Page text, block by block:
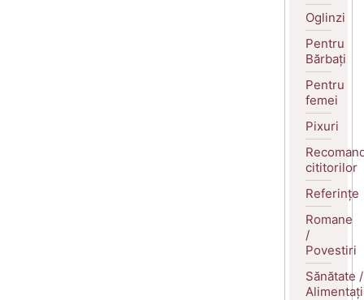
Oglinzi
Pentru
Bărbați
Pentru
femei
Pixuri
cititorilor
Referințe
Romane
/
Povestiri
Sănătate /